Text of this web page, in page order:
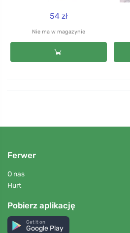
54 zł
Nie ma w magazynie
Ferwer
O nas
Hurt
Pobierz aplikację
Get it on
Google Play